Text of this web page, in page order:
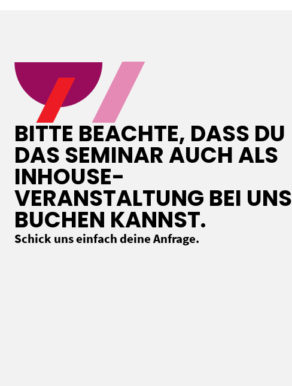
BITTE BEACHTE, DASS DU
DAS SEMINAR AUCH ALS
INHOUSE-
VERANSTALTUNG BEI UNS
BUCHEN KANNST.
Schick uns einfach deine Anfrage.